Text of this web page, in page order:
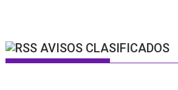
AVISOS CLASIFICADOS